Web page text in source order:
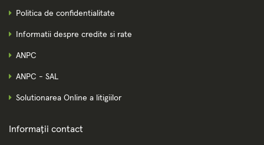
Politica de confidentialitate
Informatii despre credite si rate
ANPC
ANPC - SAL
Solutionarea Online a litigiilor
Informații contact